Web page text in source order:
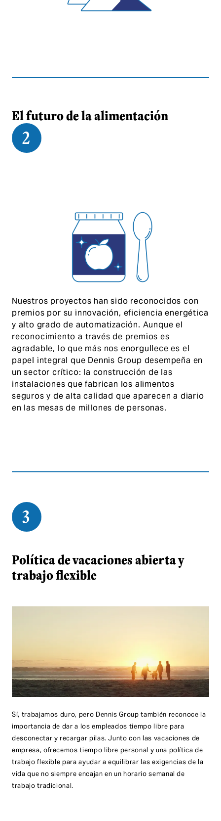
El futuro de la alimentación
2
Nuestros proyectos han sido reconocidos con
premios por su innovación, eficiencia energética
y alto grado de automatización. Aunque el
reconocimiento a través de premios es
agradable, lo que más nos enorgullece es el
papel integral que Dennis Group desempeña en
un sector crítico: la construcción de las
instalaciones que fabrican los alimentos
seguros y de alta calidad que aparecen a diario
en las mesas de millones de personas.
3
Política de vacaciones abierta y
trabajo flexible
Sí, trabajamos duro, pero Dennis Group también reconoce la
importancia de dar a los empleados tiempo libre para
desconectar y recargar pilas. Junto con las vacaciones de
empresa, ofrecemos tiempo libre personal y una política de
trabajo flexible para ayudar a equilibrar las exigencias de la
vida que no siempre encajan en un horario semanal de
trabajo tradicional.